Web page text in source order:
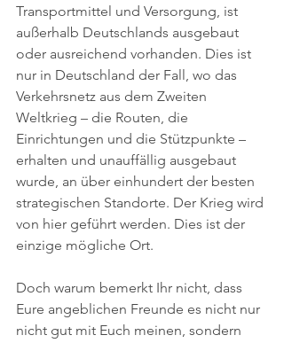
Transportmittel und Versorgung, ist
außerhalb Deutschlands ausgebaut
oder ausreichend vorhanden. Dies ist
nur in Deutschland der Fall, wo das
Verkehrsnetz aus dem Zweiten
Weltkrieg – die Routen, die
Einrichtungen und die Stützpunkte –
erhalten und unauffällig ausgebaut
wurde, an über einhundert der besten
strategischen Standorte. Der Krieg wird
von hier geführt werden. Dies ist der
einzige mögliche Ort.
Doch warum bemerkt Ihr nicht, dass
Eure angeblichen Freunde es nicht nur
nicht gut mit Euch meinen, sondern